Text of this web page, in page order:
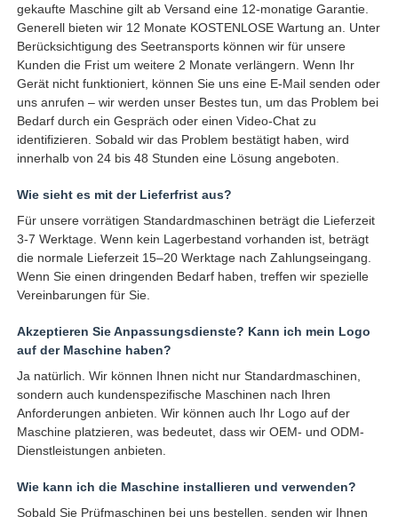
gekaufte Maschine gilt ab Versand eine 12-monatige Garantie.
Generell bieten wir 12 Monate KOSTENLOSE Wartung an. Unter
Berücksichtigung des Seetransports können wir für unsere
Kunden die Frist um weitere 2 Monate verlängern. Wenn Ihr
Gerät nicht funktioniert, können Sie uns eine E-Mail senden oder
uns anrufen – wir werden unser Bestes tun, um das Problem bei
Bedarf durch ein Gespräch oder einen Video-Chat zu
identifizieren. Sobald wir das Problem bestätigt haben, wird
innerhalb von 24 bis 48 Stunden eine Lösung angeboten.
Wie sieht es mit der Lieferfrist aus?
Für unsere vorrätigen Standardmaschinen beträgt die Lieferzeit
3-7 Werktage. Wenn kein Lagerbestand vorhanden ist, beträgt
die normale Lieferzeit 15–20 Werktage nach Zahlungseingang.
Wenn Sie einen dringenden Bedarf haben, treffen wir spezielle
Vereinbarungen für Sie.
Akzeptieren Sie Anpassungsdienste? Kann ich mein Logo
auf der Maschine haben?
Ja natürlich. Wir können Ihnen nicht nur Standardmaschinen,
sondern auch kundenspezifische Maschinen nach Ihren
Anforderungen anbieten. Wir können auch Ihr Logo auf der
Maschine platzieren, was bedeutet, dass wir OEM- und ODM-
Dienstleistungen anbieten.
Wie kann ich die Maschine installieren und verwenden?
Sobald Sie Prüfmaschinen bei uns bestellen, senden wir Ihnen